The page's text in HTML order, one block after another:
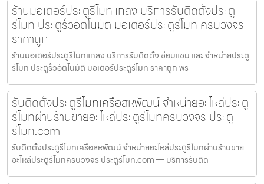
ร้านมอเตอร์ประตูรีโมทแกลง บริการรับติดตั้งประตู
รีโมท ประตูรั้วอัตโนมัติ มอเตอร์ประตูรีโมท ครบวงจร
ราคาถูก
ร้านมอเตอร์ประตูรีโมทแกลง บริการรับติดตั้ง ซ่อมแซม และ จำหน่ายประตู
รีโมท ประตูรั้วอัตโนมัติ มอเตอร์ประตูรีโมท ราคาถูก พร
รับติดตั้งประตูรีโมทเครือสหพัฒน์ จำหน่ายอะไหล่ประตู
รีโมทผ่านร้านขายอะไหล่ประตูรีโมทครบวงจร ประตู
รีโมท.com
รับติดตั้งประตูรีโมทเครือสหพัฒน์ จำหน่ายอะไหล่ประตูรีโมทผ่านร้านขาย
อะไหล่ประตูรีโมทครบวงจร ประตูรีโมท.com — บริการรับติด